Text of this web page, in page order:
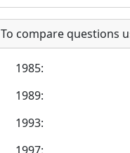
To compare questions
1985:
1989:
1993: